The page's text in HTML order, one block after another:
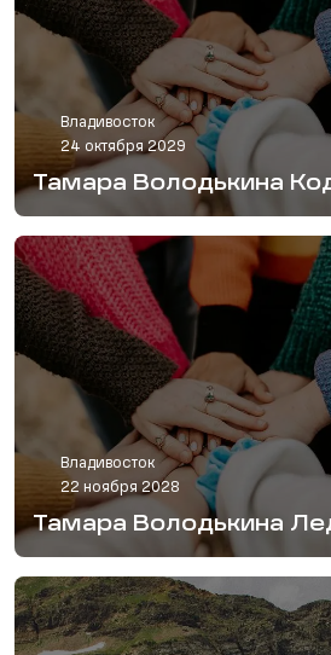
Владивосток
24 октября 2029
Тамара Володькина
Владивосток
22 ноября 2028
Тамара Володькина